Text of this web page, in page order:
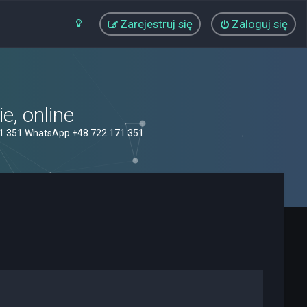
Zaloguj się
Zarejestruj się
online
351 WhatsApp +48 722 171 351